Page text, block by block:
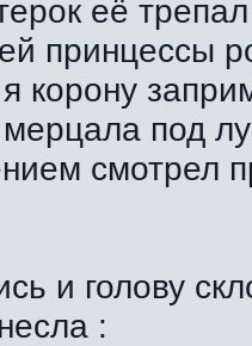
её трепал
принцессы
корону
под
смотрел
и голову
: